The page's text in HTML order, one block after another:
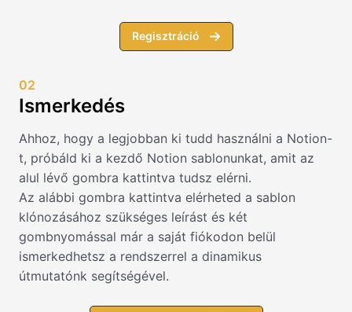
Regisztráció
02
Ismerkedés
Ahhoz, hogy a legjobban ki tudd használni a Notion-
t, próbáld ki a kezdő Notion sablonunkat, amit az
alul lévő gombra kattintva tudsz elérni.
Az alábbi gombra kattintva elérheted a sablon
klónozásához szükséges leírást és két
gombnyomással már a saját fiókodon belül
ismerkedhetsz a rendszerrel a dinamikus
útmutatónk segítségével.